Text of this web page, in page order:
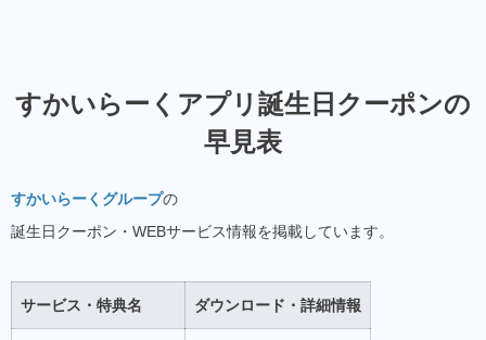
すかいらーくアプリ誕生日クーポンの
早見表
すかいらーくグループの
誕生日クーポン・WEBサービス情報を掲載しています。
サービス・特典名 ダウンロード・詳細情報